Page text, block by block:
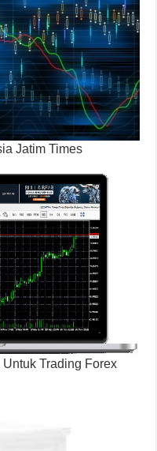
Jatim Times
Trading Forex